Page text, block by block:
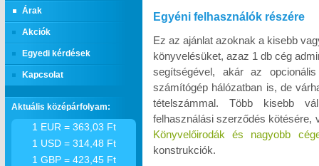
Árak
Akciók
Egyedi kérdések
Kapcsolat
Egyéni felhasználók részére
Ez az ajánlat azoknak a kisebb
könyvelésüket, azaz 1 db cég
segítségével, akár az
számítógép hálózatban is, de
tételszámmal. Több kisebb
felhasználási szerződés kötésére,
Könyvelőirodák és nagyobb
konstrukciók.
Aktuális középárfolyam:
1 EUR = 363,03 Ft
1 USD = 314,48 Ft
1 GBP = 423,45 Ft